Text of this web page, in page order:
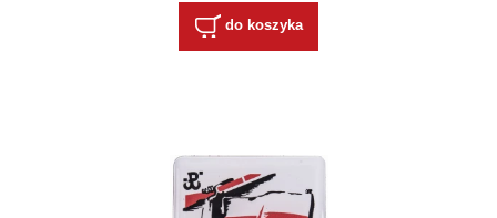
do koszyka